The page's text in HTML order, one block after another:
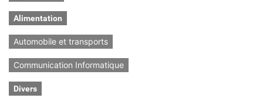
Alimentation
Automobile et transports
Communication Informatique
Divers